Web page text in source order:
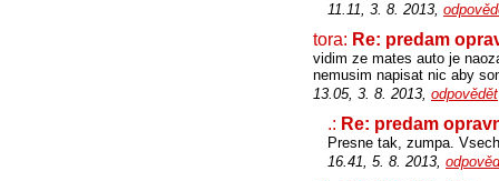
11.11, 3. 8. 2013,
tora: Re: predam
vidim ze mates auto je
nemusim napisat nic aby
13.05, 3. 8. 2013, odpovědět
.: Re: predam
Presne tak, zumpa.
16.41, 5. 8. 2013,